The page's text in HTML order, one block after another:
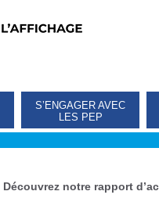
S’ENGAGER AVEC
LES PEP
Découvrez notre rapport